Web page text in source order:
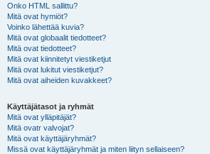
Onko HTML sallittu?
Mitä ovat hymiöt?
Voinko lähettää kuvia?
Mitä ovat globaalit tiedotteet?
Mitä ovat tiedotteet?
Mitä ovat kiinnitetyt viestiketjut
Mitä ovat lukitut viestiketjut?
Mitä ovat aiheiden kuvakkeet?
Käyttäjätasot ja ryhmät
Mitä ovat ylläpitäjät?
Mitä ovatr valvojat?
Mitä ovat käyttäjäryhmät?
Missä ovat käyttäjäryhmät ja miten liityn sellaiseen?